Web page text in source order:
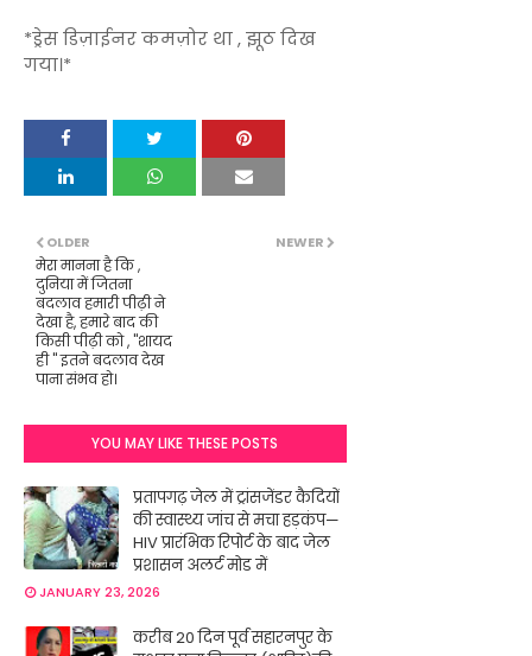
*ड्रेस डिज़ाईनर कमज़ोर था , झूठ दिख
गया।*
NEWER
OLDER
मेरा मानना है कि ,
दुनिया में ‌जितना
बदलाव हमारी पीढ़ी ने
देखा है, हमारे बाद की
किसी पीढ़ी को , "शायद
ही " इतने बदलाव देख
पाना संभव हो।
YOU MAY LIKE THESE POSTS
प्रतापगढ़ जेल में ट्रांसजेंडर कैदियों
की स्वास्थ्य जांच से मचा हड़कंप—
HIV प्रारंभिक रिपोर्ट के बाद जेल
प्रशासन अलर्ट मोड में
JANUARY 23, 2026
करीब 20 दिन पूर्व सहारनपुर के